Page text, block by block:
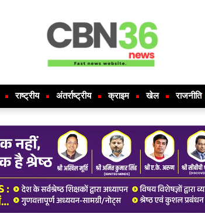
राष्ट्रीय अंतर्राष्ट्रीय क्राइम खेल राजनीति